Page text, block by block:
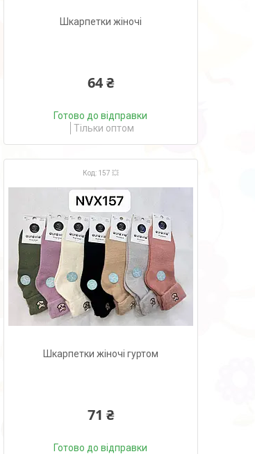
Шкарпетки жіночі
64 ₴
Готово до відправки
Тільки оптом
157 💥
Шкарпетки жіночі гуртом
71 ₴
Готово до відправки